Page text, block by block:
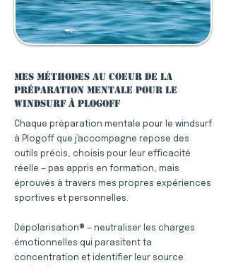
Mes méthodes au coeur de la
préparation mentale pour le
windsurf à Plogoff
Chaque préparation mentale pour le windsurf
à Plogoff que j'accompagne repose des
outils précis, choisis pour leur efficacité
réelle — pas appris en formation, mais
éprouvés à travers mes propres expériences
sportives et personnelles.
Dépolarisation® — neutraliser les charges
émotionnelles qui parasitent ta
concentration et identifier leur source